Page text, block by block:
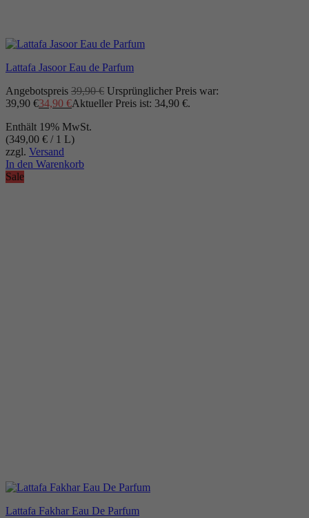
Lattafa Jasoor Eau de Parfum
Angebotspreis 39,90€ Ursprünglicher Preis war:
39,90 €34,90 €Aktueller Preis ist: 34,90 €.
Enthält 19% MwSt.
(349,00 € / 1 L)
zzgl. Versand
In den Warenkorb
Sale
Lattafa Fakhar Eau De Parfum